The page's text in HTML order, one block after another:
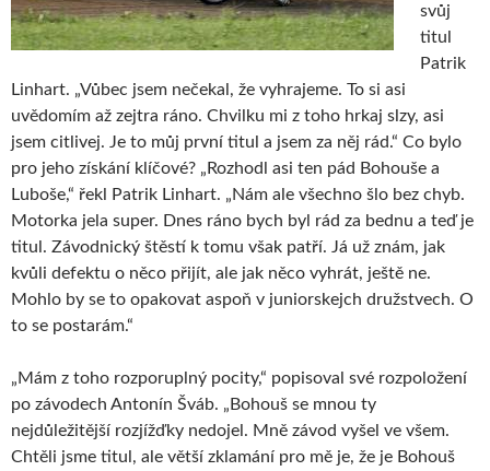
svůj
titul
Patrik
Linhart. „Vůbec jsem nečekal, že vyhrajeme. To si asi
uvědomím až zejtra ráno. Chvilku mi z toho hrkaj slzy, asi
jsem citlivej. Je to můj první titul a jsem za něj rád.“ Co bylo
pro jeho získání klíčové? „Rozhodl asi ten pád Bohouše a
Luboše,“ řekl Patrik Linhart. „Nám ale všechno šlo bez chyb.
Motorka jela super. Dnes ráno bych byl rád za bednu a teď je
titul. Závodnický štěstí k tomu však patří. Já už znám, jak
kvůli defektu o něco přijít, ale jak něco vyhrát, ještě ne.
Mohlo by se to opakovat aspoň v juniorskejch družstvech. O
to se postarám.“
„Mám z toho rozporuplný pocity,“ popisoval své rozpoložení
po závodech Antonín Šváb. „Bohouš se mnou ty
nejdůležitější rozjížďky nedojel. Mně závod vyšel ve všem.
Chtěli jsme titul, ale větší zklamání pro mě je, že je Bohouš